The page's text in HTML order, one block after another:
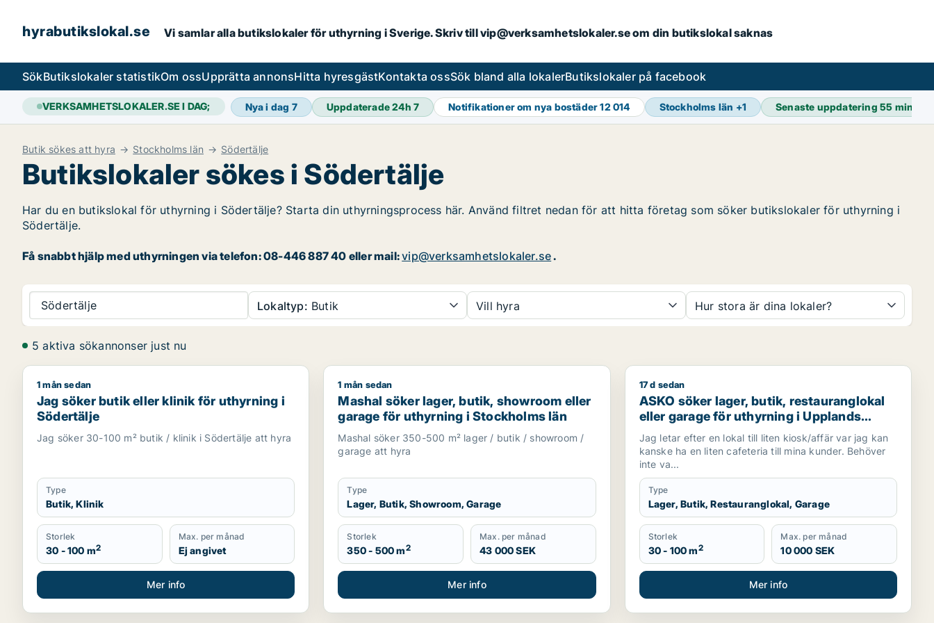
hyrabutikslokal.se Vi samlar alla butikslokaler för uthyrning i Sverige. Skriv till vip@verksamhetslokaler.se om din butikslokal saknas
SökButikslokaler statistikOm ossUpprätta annonsHitta hyresgästKontakta ossSök bland alla lokalerButikslokaler på facebook
VERKSAMHETSLOKALER.SE I DAG; Nya i dag 7 Uppdaterade 24h7 Notifikationer om nya bostäder12 014 Stockholms län +1 Senaste uppdatering55 min
Butik sökes att hyra Stockholms län Södertälje
Butikslokaler sökes i Södertälje
Har du en butikslokal för uthyrning i Södertälje? Starta din uthyrningsprocess här. Använd filtret nedan för att hitta företag som söker butikslokaler för uthyrning i
Södertälje.
Få snabbt hjälp med uthyrningen via telefon: 08-446 887 40 eller mail:vip@verksamhetslokaler.se.
Södertälje Lokaltyp: Butik Vill hyra Hur stora är dina lokaler?
5 aktiva sökannonser just nu
Jag söker butik eller klinik för uthyrning i Södertälje
1 mån sedan
Jag söker butik eller klinik för uthyrning i
Södertälje
Jag söker 30-100 m² butik / klinik i Södertälje att hyra
Type
Butik, Klinik
Storlek
30 - 100 m2
Max. per månad
Ej angivet
Mer info
Mashal söker lager, butik, showroom eller garage för uthyrning i Stockholms län
1 mån sedan
Mashal söker lager, butik, showroom eller
garage för uthyrning i Stockholms län
Mashal söker 350-500 m² lager / butik / showroom /
garage att hyra
Type
Lager, Butik, Showroom, Garage
Storlek
350 - 500 m2
Max. per månad
43 000 SEK
Mer info
ASKO söker lager, butik, restauranglokal eller
17 d sedan
ASKO söker lager, butik, restauranglokal
eller garage för uthyrning i Upplands
Väsby, Vallentuna eller Järfälla m.fl.
Jag letar efter en lokal till liten kiosk/affär var jag kan
kanske ha en liten cafeteria till mina kunder. Behöver
inte va...
Type
Lager, Butik, Restauranglokal, Garage
Storlek
30 - 100 m2
Max. per månad
10 000 SEK
Mer info